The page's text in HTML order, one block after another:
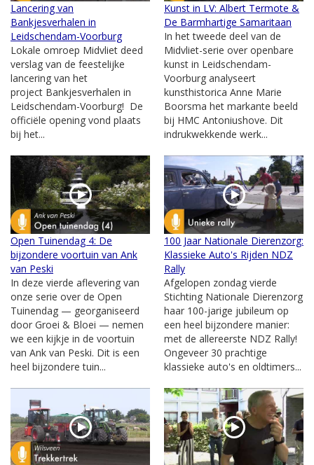
Lancering van
Bankjesverhalen in
Leidschendam-Voorburg
Lokale omroep Midvliet deed
verslag van de feestelijke
lancering van het
project Bankjesverhalen in
Leidschendam-Voorburg! De
officiële opening vond plaats
bij het...
Kunst in LV: Albert Termote &
De Barmhartige Samaritaan
In het tweede deel van de
Midvliet-serie over openbare
kunst in Leidschendam-
Voorburg analyseert
kunsthistorica Anne Marie
Boorsma het markante beeld
bij HMC Antoniushove. Dit
indrukwekkende werk...
Open Tuinendag 4: De
bijzondere voortuin van Ank
van Peski
In deze vierde aflevering van
onze serie over de Open
Tuinendag — georganiseerd
door Groei & Bloei — nemen
we een kijkje in de voortuin
van Ank van Peski. Dit is een
heel bijzondere tuin...
100 Jaar Nationale Dierenzorg:
Klassieke Auto's Rijden NDZ
Rally
Afgelopen zondag vierde
Stichting Nationale Dierenzorg
haar 100-jarige jubileum op
een heel bijzondere manier:
met de allereerste NDZ Rally!
Ongeveer 30 prachtige
klassieke auto's en oldtimers...